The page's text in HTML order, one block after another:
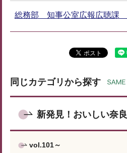
総務部 知事公室広報広聴課
同じカテゴリから探す
新発見！おいしい奈良
vol.101～